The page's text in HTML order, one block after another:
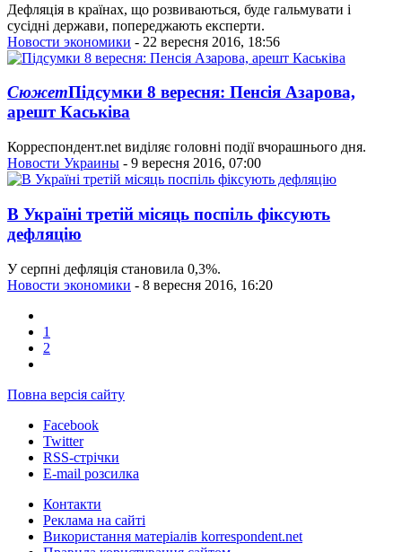
Дефляція в країнах, що розвиваються, буде гальмувати і
сусідні держави, попереджають експерти.
Новости экономики - 22 вересня 2016, 18:56
СюжетПідсумки 8 вересня: Пенсія Азарова,
арешт Каськіва
Корреспондент.net виділяє головні події вчорашнього дня.
Новости Украины - 9 вересня 2016, 07:00
В Україні третій місяць поспіль фіксують
дефляцію
У серпні дефляція становила 0,3%.
Новости экономики - 8 вересня 2016, 16:20
1
2
Повна версія сайту
Facebook
Twitter
RSS-стрічки
E-mail розсилка
Контакти
Реклама на сайті
Використання матеріалів korrespondent.net